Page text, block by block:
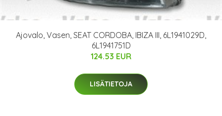
Ajovalo, Vasen, SEAT CORDOBA, IBIZA III, 6L1941029D,
6L1941751D
124.53 EUR
LISÄTIETOJA